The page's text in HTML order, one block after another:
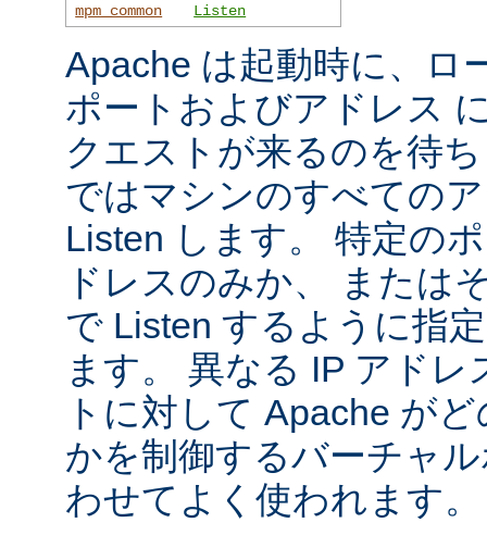
mpm_common
Listen
Apache は起動時に、ロ
ポートおよびアドレス
クエストが来るのを待
ではマシンのすべての
Listen します。 特定の
ドレスのみか、 または
で Listen するように指
ます。 異なる IP アド
トに対して Apache が
かを制御するバーチャ
わせてよく使われます。